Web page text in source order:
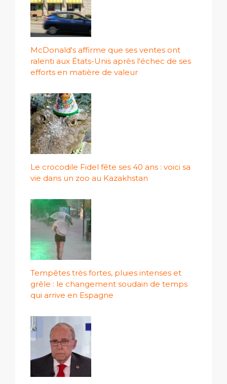
McDonald's affirme que ses ventes ont
ralenti aux États-Unis après l'échec de ses
efforts en matière de valeur
Le crocodile Fidel fête ses 40 ans : voici sa
vie dans un zoo au Kazakhstan
Tempêtes très fortes, pluies intenses et
grêle : le changement soudain de temps
qui arrive en Espagne